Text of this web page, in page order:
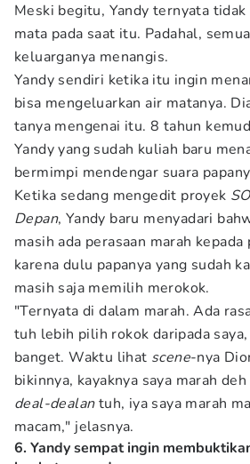
Meski begitu, Yandy ternyata
mata pada saat itu. Padahal,
keluarganya menangis.
Yandy sendiri ketika itu ingin
bisa mengeluarkan air matanya.
tanya mengenai itu. 8 tahun
Yandy yang sudah kuliah baru
bermimpi mendengar suara
Ketika sedang mengedit proyek
Depan, Yandy baru menyadari
masih ada perasaan marah
karena dulu papanya yang sudah
masih saja memilih merokok.
"Ternyata di dalam marah. Ada
tuh lebih pilih rokok daripada
banget. Waktu lihat scene-nya
bikinnya, kayaknya saya marah
deal-dealantuh, iya saya marah
macam," jelasnya.
6. Yandy sempat ingin